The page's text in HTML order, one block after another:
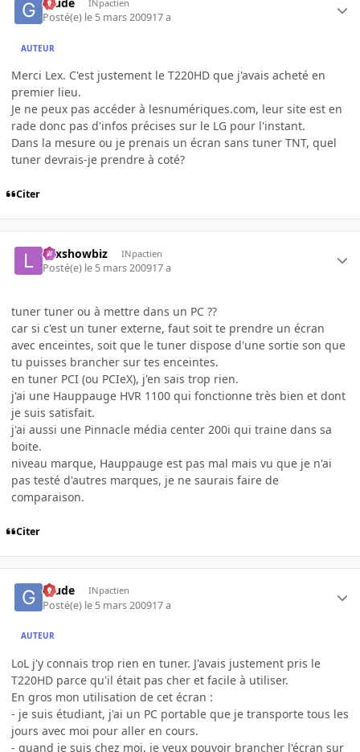
INpactien
Posté(e) le 5 mars 200917 a
AUTEUR
Merci Lex. C'est justement le T220HD que j'avais acheté en
premier lieu.
Je ne peux pas accéder à lesnumériques.com, leur site est en
rade donc pas d'infos précises sur le LG pour l'instant.
Dans la mesure ou je prenais un écran sans tuner TNT, quel
tuner devrais-je prendre à coté?
Citer
Lexshowbiz INpactien
Posté(e) le 5 mars 200917 a
tuner tuner ou à mettre dans un PC ??
car si c'est un tuner externe, faut soit te prendre un écran
avec enceintes, soit que le tuner dispose d'une sortie son que
tu puisses brancher sur tes enceintes.
en tuner PCI (ou PCIeX), j'en sais trop rien.
j'ai une Hauppauge HVR 1100 qui fonctionne très bien et dont
je suis satisfait.
j'ai aussi une Pinnacle média center 200i qui traine dans sa
boite.
niveau marque, Hauppauge est pas mal mais vu que je n'ai
pas testé d'autres marques, je ne saurais faire de
comparaison.
Citer
Glude INpactien
Posté(e) le 5 mars 200917 a
AUTEUR
LoL j'y connais trop rien en tuner. J'avais justement pris le
T220HD parce qu'il était pas cher et facile à utiliser.
En gros mon utilisation de cet écran :
- je suis étudiant, j'ai un PC portable que je transporte tous les
jours avec moi pour aller en cours.
- quand je suis chez moi, je veux pouvoir brancher l'écran sur